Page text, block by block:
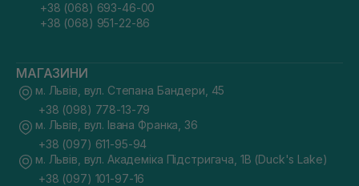
+38 (068) 693-46-00
+38 (068) 951-22-86
МАГАЗИНИ
м. Львів, вул. Степана Бандери, 45
+38 (098) 778-13-79
м. Львів, вул. Івана Франка, 36
+38 (097) 611-95-94
м. Львів, вул. Академіка Підстригача, 1В (Duck's Lake)
+38 (097) 101-97-16